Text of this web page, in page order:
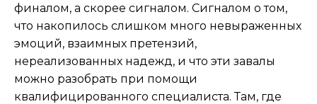
финалом, а скорее сигналом. Сигналом о том,
что накопилось слишком много невыраженных
эмоций, взаимных претензий,
нереализованных надежд, и что эти завалы
можно разобрать при помощи
квалифицированного специалиста. Там, где